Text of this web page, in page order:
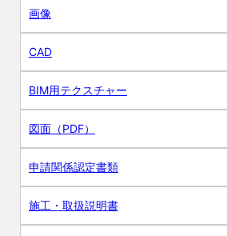
画像
CAD
BIM用テクスチャー
図面（PDF）
申請関係認定書類
施工・取扱説明書